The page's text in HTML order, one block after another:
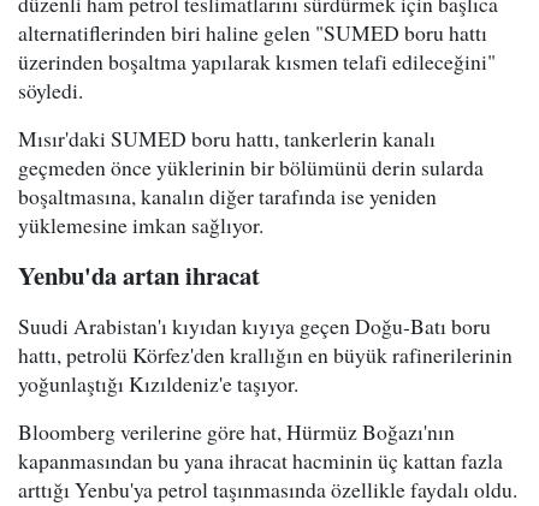
alternatiflerinden biri haline gelen "SUMED boru hattı
üzerinden boşaltma yapılarak kısmen telafi edileceğini"
söyledi.
Mısır'daki SUMED boru hattı, tankerlerin kanalı
geçmeden önce yüklerinin bir bölümünü derin sularda
boşaltmasına, kanalın diğer tarafında ise yeniden
yüklemesine imkan sağlıyor.
Yenbu'da artan ihracat
Suudi Arabistan'ı kıyıdan kıyıya geçen Doğu-Batı boru
hattı, petrolü Körfez'den krallığın en büyük rafinerilerinin
yoğunlaştığı Kızıldeniz'e taşıyor.
Bloomberg verilerine göre hat, Hürmüz Boğazı'nın
kapanmasından bu yana ihracat hacminin üç kattan fazla
arttığı Yenbu'ya petrol taşınmasında özellikle faydalı oldu.